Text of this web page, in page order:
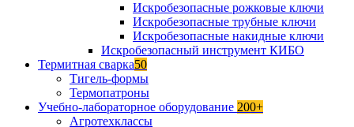
Искробезопасные рожковые ключи
Искробезопасные трубные ключи
Искробезопасные накидные ключи
Искробезопасный инструмент КИБО
Термитная сварка50
Тигель-формы
Термопатроны
Учебно-лабораторное оборудование 200+
Агротехклассы